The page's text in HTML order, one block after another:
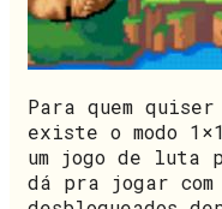
Para quem quiser
existe o modo
um jogo de luta
dá pra jogar com